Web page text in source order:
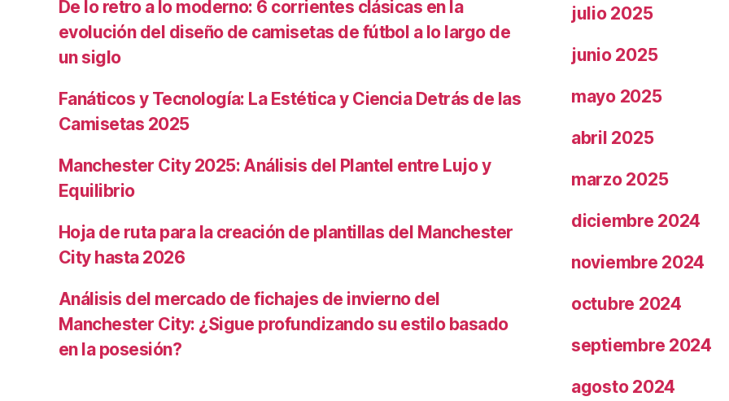
De lo retro a lo moderno: 6 corrientes clásicas en la
evolución del diseño de camisetas de fútbol a lo largo de
un siglo
Fanáticos y Tecnología: La Estética y Ciencia Detrás de las
Camisetas 2025
Manchester City 2025: Análisis del Plantel entre Lujo y
Equilibrio
Hoja de ruta para la creación de plantillas del Manchester
City hasta 2026
Análisis del mercado de fichajes de invierno del
Manchester City: ¿Sigue profundizando su estilo basado
en la posesión?
julio 2025
junio 2025
mayo 2025
abril 2025
marzo 2025
diciembre 2024
noviembre 2024
octubre 2024
septiembre 2024
agosto 2024